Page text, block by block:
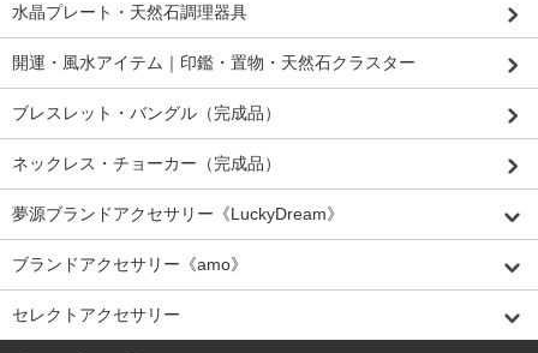
水晶プレート・天然石調理器具
開運・風水アイテム｜印鑑・置物・天然石クラスター
ブレスレット・バングル（完成品）
ネックレス・チョーカー（完成品）
夢源ブランドアクセサリー《LuckyDream》
ブランドアクセサリー《amo》
セレクトアクセサリー